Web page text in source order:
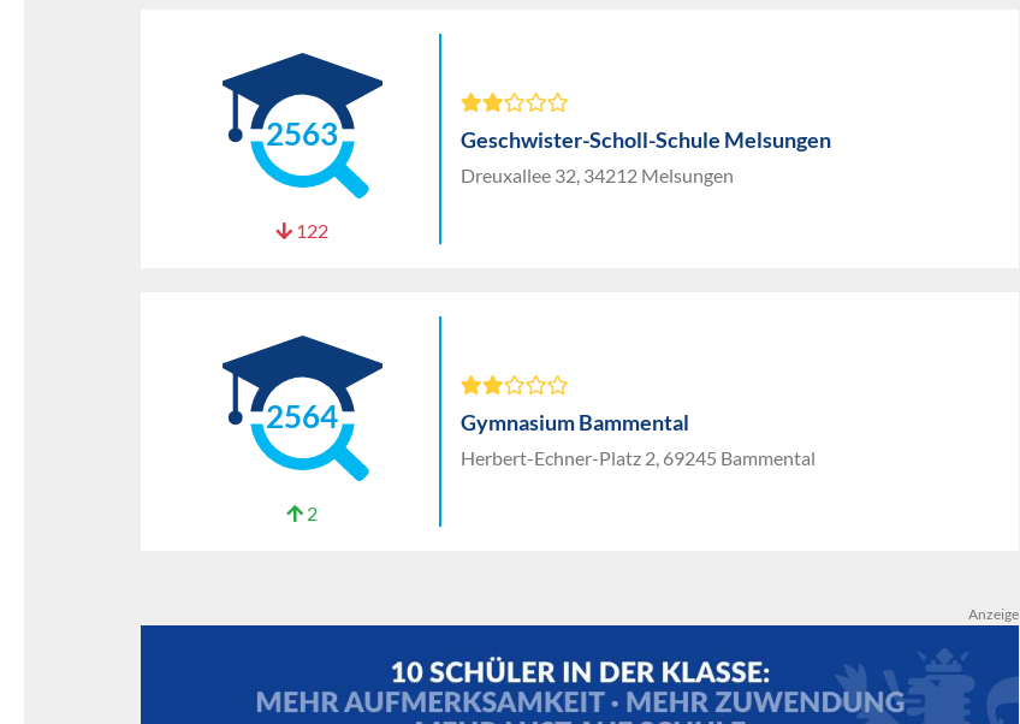
2563
122
Geschwister-Scholl-Schule Melsungen
Dreuxallee 32, 34212 Melsungen
2564
2
Gymnasium Bammental
Herbert-Echner-Platz 2, 69245 Bammental
Anzeige